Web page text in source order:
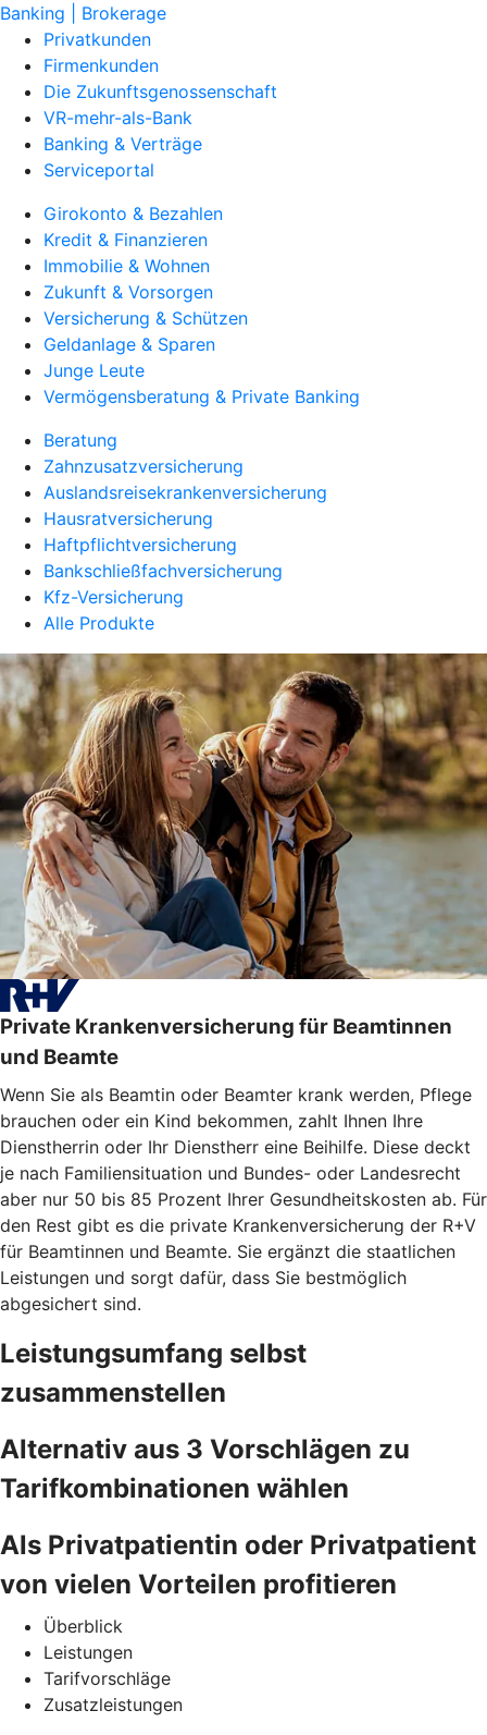
Banking | Brokerage
Privatkunden
Firmenkunden
Die Zukunftsgenossenschaft
VR-mehr-als-Bank
Banking & Verträge
Serviceportal
Girokonto & Bezahlen
Kredit & Finanzieren
Immobilie & Wohnen
Zukunft & Vorsorgen
Versicherung & Schützen
Geldanlage & Sparen
Junge Leute
Vermögensberatung & Private Banking
Beratung
Zahnzusatzversicherung
Auslandsreisekrankenversicherung
Hausratversicherung
Haftpflichtversicherung
Bankschließfachversicherung
Kfz-Versicherung
Alle Produkte
Private Krankenversicherung für Beamtinnen
und Beamte
Wenn Sie als Beamtin oder Beamter krank werden, Pflege
brauchen oder ein Kind bekommen, zahlt Ihnen Ihre
Dienstherrin oder Ihr Dienstherr eine Beihilfe. Diese deckt
je nach Familiensituation und Bundes- oder Landesrecht
aber nur 50 bis 85 Prozent Ihrer Gesundheitskosten ab. Für
den Rest gibt es die private Krankenversicherung der R+V
für Beamtinnen und Beamte. Sie ergänzt die staatlichen
Leistungen und sorgt dafür, dass Sie bestmöglich
abgesichert sind.
Leistungsumfang selbst
zusammenstellen
Alternativ aus 3 Vorschlägen zu
Tarifkombinationen wählen
Als Privatpatientin oder Privatpatient
von vielen Vorteilen profitieren
Überblick
Leistungen
Tarifvorschläge
Zusatzleistungen